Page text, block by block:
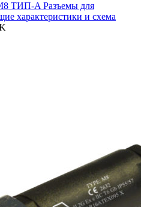
ТИП-A Разъемы для
характеристики и схема